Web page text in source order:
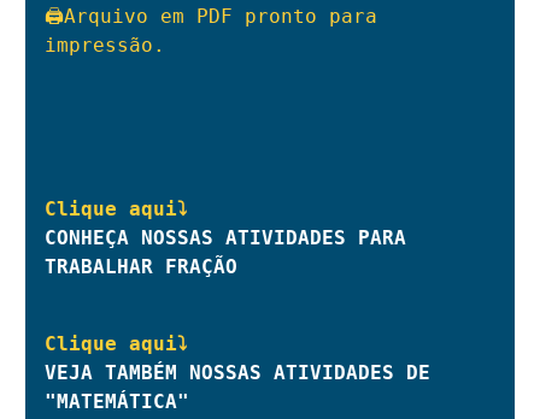
🖨️Arquivo em PDF pronto para
impressão.
Clique aqui⤵
CONHEÇA NOSSAS ATIVIDADES PARA
TRABALHAR FRAÇÃO
VEJA TAMBÉM NOSSAS ATIVIDADES DE
"MATEMÁTICA"